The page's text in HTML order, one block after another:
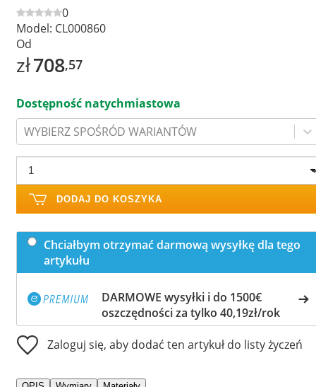
0
Model: CL000860
Od
zł708,57
Dostępność natychmiastowa
WYBIERZ SPOŚRÓD WARIANTÓW
DODAJ DO KOSZYKA
Chciałbym otrzymać darmową wysyłkę dla tego
artykułu
DARMOWE wysyłki i do 1500€
oszczędności za tylko 40,19zł/rok
Zaloguj się, aby dodać ten artykuł do listy życzeń